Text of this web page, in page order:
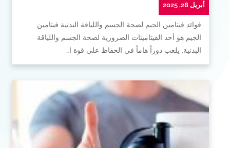
أبريل 28, 2025
فوائد فيتامين الجيم لصحة الجسم واللياقة البدنية فيتامين
الجيم هو أحد الفيتامينات الضرورية لصحة الجسم واللياقة
البدنية. يلعب دوراً هاماً في الحفاظ على قوة ا…